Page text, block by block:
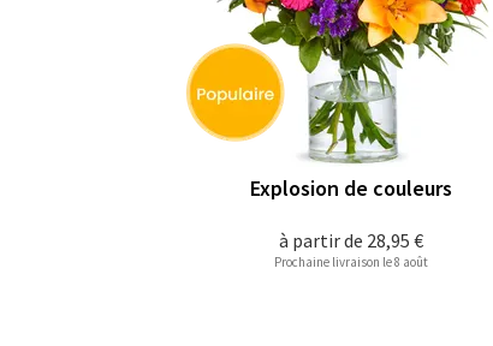
à partir de 28,95 €
Explosion de couleurs
Prochaine livraison le 8 août